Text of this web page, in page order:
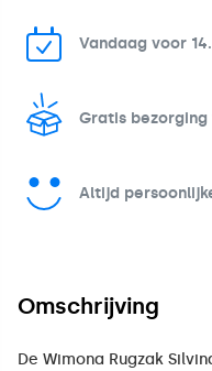
Vandaag voor
Gratis bezorging
Altijd
Omschrijving
De Wimona Rugzak